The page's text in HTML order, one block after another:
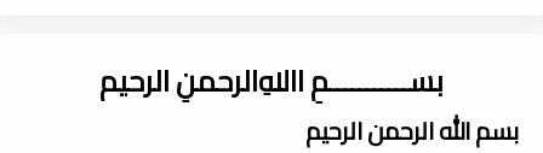
بســـــــــــمِ اﷲِالرحمنِ الرحيم
بسم الله الرحمن الرحيم